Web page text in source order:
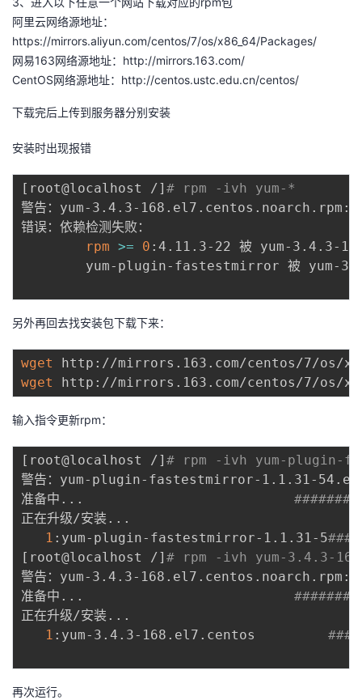
阿里云网络源地址：
https://mirrors.aliyun.com/centos/7/os/x86_64/Packages/
网易163网络源地址： http://mirrors.163.com/
CentOS网络源地址： http://centos.ustc.edu.cn/centos/
下载完后上传到服务器分别安装
安装时出现报错
[ root@localhost /] # rpm -ivh yum-*
警告：yum-3.4.3-168.el7.centos.noarch.rpm:
错误：依赖检测失败：
rpm >= 0 :4.11.3-22 被 yum-3.4.3-
yum-plugin-fastestmirror 被 yum-
另外再回去找安装包下载下来：
wget
wget
输入指令更新rpm：
[ root@localhost /] # rpm -ivh yum-plugin-
警告：yum-plugin-fastestmirror-1.1.31-
准备中 .. .
正在升级/安装.. .
1 :yum-plugin-fastestmirror-1.1.31-5
[ root@localhost /] # rpm -ivh yum-3.4.3-
警告：yum-3.4.3-168.el7.centos.noarch.rpm:
准备中 .. .
正在升级/安装.. .
1 :yum-3.4.3-168.el7.centos
再次运行。